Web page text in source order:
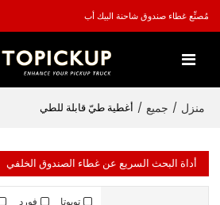
مُصنِّع غطاء صندوق شاحنة البيك أب
منزل / جميع / أغطية طيّ قابلة للطي
أداة البحث السريع عن غطاء الصندوق الخلفي
تويوتا فورد